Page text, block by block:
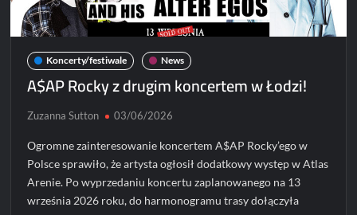
Koncerty/festiwale News
A$AP Rocky z drugim koncertem w Łodzi!
Zuzanna Sutton 03/06/2026
Ogromne zainteresowanie koncertem A$AP Rocky’ego w
Polsce sprawiło, że artysta ogłosił dodatkowy występ w Atlas
Arenie. Po wyprzedaniu koncertu zaplanowanego na 13
września 2026 roku, do harmonogramu trasy dołączyła